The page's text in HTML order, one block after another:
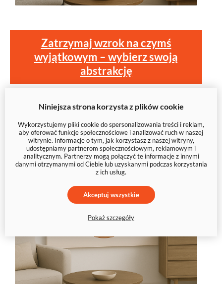
Zatrzymaj wzrok na czymś
wyjątkowym – wybierz swoją
abstrakcję
Niniejsza strona korzysta z plików cookie
Wykorzystujemy pliki cookie do spersonalizowania treści i reklam,
aby oferować funkcje społecznościowe i analizować ruch w naszej
witrynie. Informacje o tym, jak korzystasz z naszej witryny,
udostępniamy partnerom społecznościowym, reklamowym i
analitycznym. Partnerzy mogą połączyć te informacje z innymi
danymi otrzymanymi od Ciebie lub uzyskanymi podczas korzystania
z ich usług.
Akceptuj wszystkie
Pokaż szczegóły